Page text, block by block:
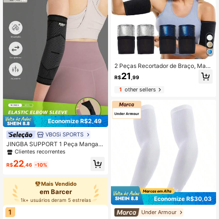
Economize R$2,49
VBOSi SPORTS
JINGBA SUPPORT 1 Peça Manga d
e Cotovelo Respirável Unissex, Ade
Basquete e Uso Diário
Clientes recorrentes
R$22 ,46 -10%
Mais Vendido
em Barcer
1k+ usuários deram 5 estrelas
1
2 Peças Recortador de Braço, Man
gas de Sauna para Suor Femininas,
Embalagens Modeladoras de Braço,
Conjunto de Treinador de Braço Ac
essórios para Academia Coderas
R$21 ,99
1other sellers
Economize R$30,03
Under Armour